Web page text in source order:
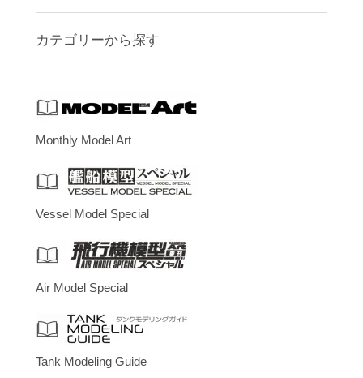
カテゴリーから探す
Monthly Model Art
Vessel Model Special
Air Model Special
Tank Modeling Guide